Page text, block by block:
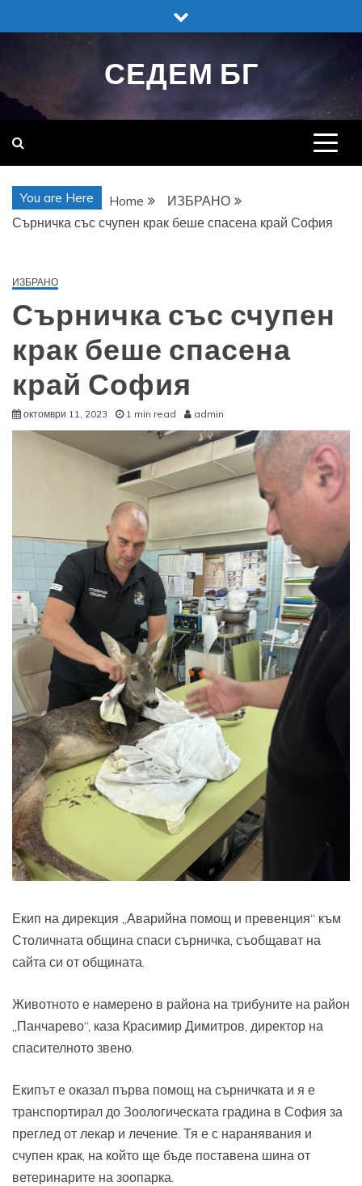
to
СЕДЕМ БГ
You are Here Home
ИЗБРАНО
Сърничка със счупен крак беше спасена край София
ИЗБРАНО
Сърничка със счупен
крак беше спасена
край София
октомври 11, 2023 1 min read admin
Екип на дирекция „Аварийна помощ и превенция“ към
Столичната община спаси сърничка, съобщават на
сайта си от общината.
Животното е намерено в района на трибуните на район
„Панчарево“, каза Красимир Димитров, директор на
спасителното звено.
Екипът е оказал първа помощ на сърничката и я е
транспортирал до Зоологическата градина в София за
преглед от лекар и лечение. Тя е с наранявания и
счупен крак, на който ще бъде поставена шина от
ветеринарите на зоопарка.